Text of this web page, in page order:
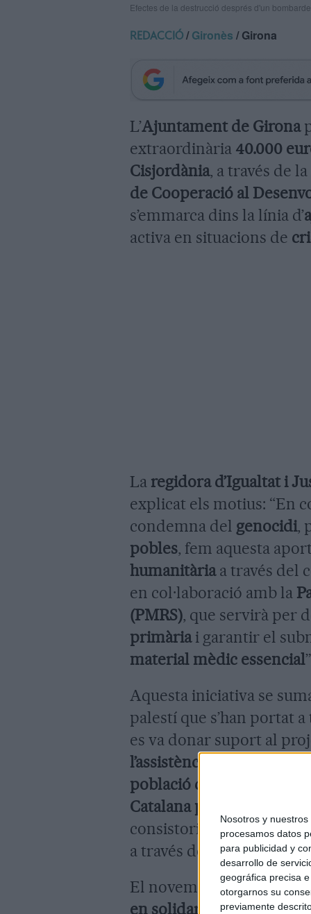
Nosotros y nuestros
procesamos datos
para publicidad y
desarrollo de
geográfica precisa
otorgarnos su
previamente
Efectes de la destrucció després d'un
REDACCIÓ /Gironès / Girona
L’Ajuntament de Girona
extraordinària 40.000
Cisjordània, a través de la
de Cooperació al
s’emmarca dins la línia d’
activa en situacions de
La regidora d’Igualtat i
explicat els motius: “En
condemna del genocidi,
pobles, fem aquesta
humanitàriaa través del
en col·laboració amb la
(PMRS), que servirà per
primàriai garantir el
material mèdic essencial
Aquesta iniciativa se
palestí que s’han portat
es va donar suport al
l’assistència humanitària
població de la Franja de
Catalana per la Pau
consistori també ha
a través de diferents
El novembre de 2023, el
en solidaritat amb